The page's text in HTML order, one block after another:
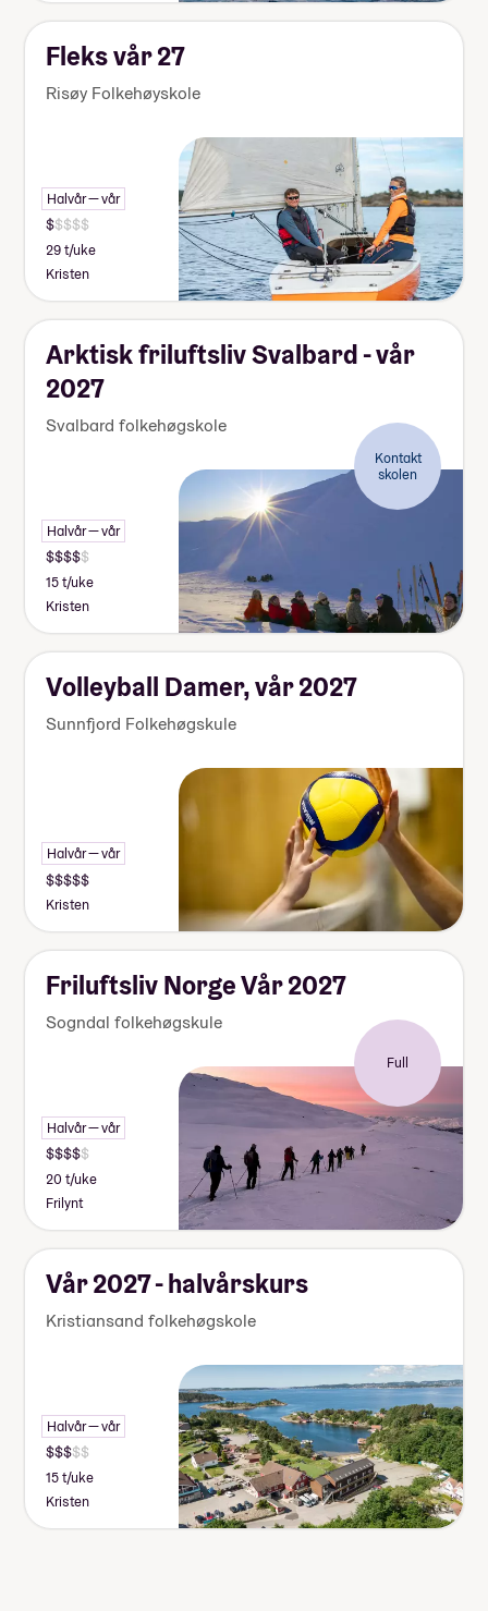
Fleks vår 27
Risøy Folkehøyskole
Halvår — vår
29 t/uke
Kristen
Arktisk friluftsliv Svalbard - vår
2027
Svalbard folkehøgskole
Kontakt
skolen
Halvår — vår
15 t/uke
Kristen
Volleyball Damer, vår 2027
Sunnfjord Folkehøgskule
Halvår — vår
Kristen
Friluftsliv Norge Vår 2027
Sogndal folkehøgskule
Full
Halvår — vår
20 t/uke
Frilynt
Vår 2027 - halvårskurs
Kristiansand folkehøgskole
Halvår — vår
15 t/uke
Kristen